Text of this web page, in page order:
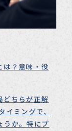
は？意味・役
どちらが正解
イミングで、
うか。特にプ